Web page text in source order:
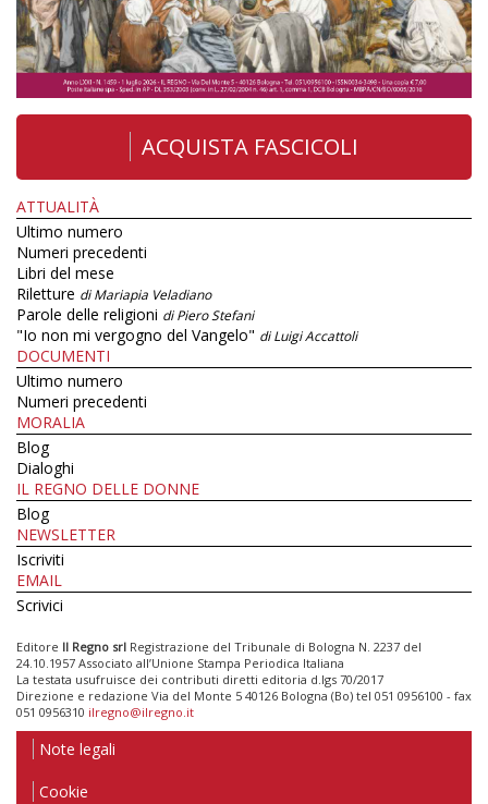
ACQUISTA FASCICOLI
ATTUALITÀ
Ultimo numero
Numeri precedenti
Libri del mese
Riletture di Mariapia Veladiano
Parole delle religioni di Piero Stefani
"Io non mi vergogno del Vangelo" di Luigi Accattoli
DOCUMENTI
Ultimo numero
Numeri precedenti
MORALIA
Blog
Dialoghi
IL REGNO DELLE DONNE
Blog
NEWSLETTER
Iscriviti
EMAIL
Scrivici
Editore Il Regno srl Registrazione del Tribunale di Bologna N. 2237 del
24.10.1957 Associato all’Unione Stampa Periodica Italiana
La testata usufruisce dei contributi diretti editoria d.lgs 70/2017
Direzione e redazione Via del Monte 5 40126 Bologna (Bo) tel 051 0956100 - fax
051 0956310 ilregno@ilregno.it
Note legali
Cookie